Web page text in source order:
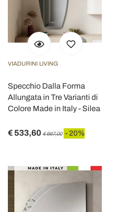
VIADURINI LIVING
Specchio Dalla Forma
Allungata in Tre Varianti di
Colore Made in Italy - Silea
€ 533,60 € 667,00 - 20%